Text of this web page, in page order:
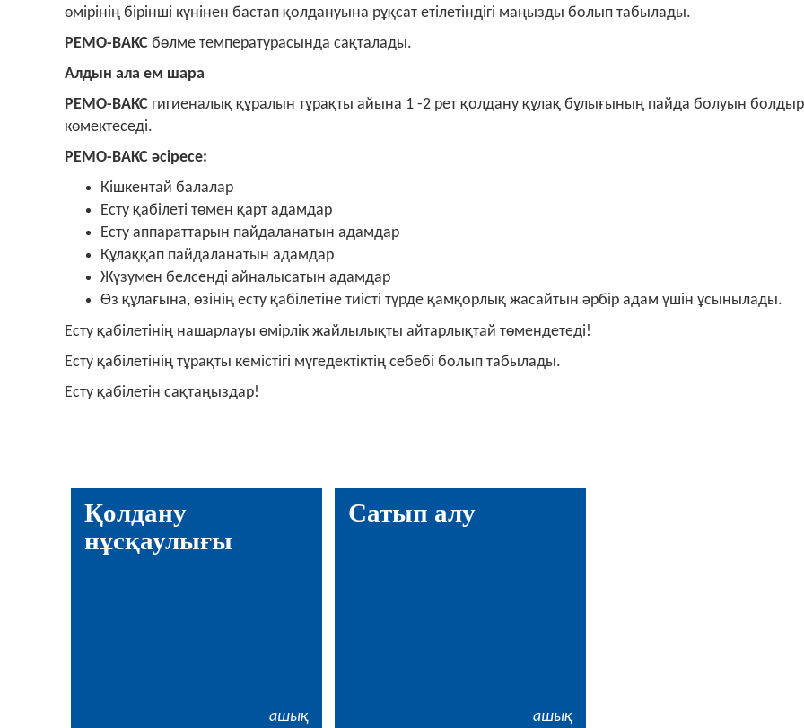
өмірінің бірінші күнінен бастап қолдануына рұқсат етілетіндігі маңызды болып табылады.
РЕМО-ВАКС бөлме температурасында сақталады.
Алдын ала ем шара
РЕМО-ВАКС гигиеналық құралын тұрақты айына 1 -2 рет қолдану құлақ бұлығының пайда болуын
көмектеседі.
РЕМО-ВАКС әсіресе:
Кішкентай балалар
Есту қабілеті төмен қарт адамдар
Есту аппараттарын пайдаланатын адамдар
Құлаққап пайдаланатын адамдар
Жүзумен белсенді айналысатын адамдар
Өз құлағына, өзінің есту қабілетіне тиісті түрде қамқорлық жасайтын әрбір адам үшін ұсынылады.
Есту қабілетінің нашарлауы өмірлік жайлылықты айтарлықтай төмендетеді!
Есту қабілетінің тұрақты кемістігі мүгедектіктің себебі болып табылады.
Есту қабілетін сақтаңыздар!
Қолдану
нұсқаулығы
ашық
Сатып алу
ашық